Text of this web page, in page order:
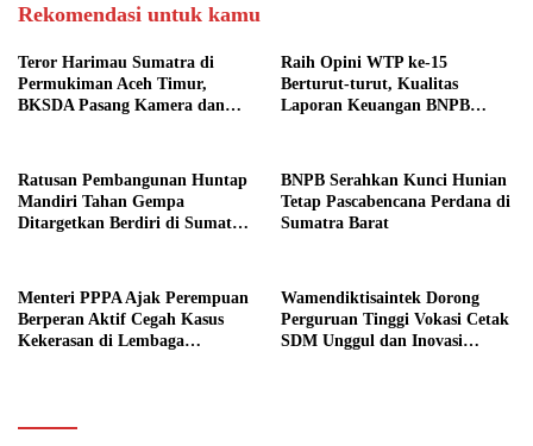
Rekomendasi untuk kamu
Teror Harimau Sumatra di
Permukiman Aceh Timur,
BKSDA Pasang Kamera dan
Raih Opini WTP ke-15
Berturut-turut, Kualitas
Laporan Keuangan BNPB
Ratusan Pembangunan Huntap
Mandiri Tahan Gempa
Ditargetkan Berdiri di Sumatra
BNPB Serahkan Kunci Hunian
Tetap Pascabencana Perdana di
Sumatra Barat
Menteri PPPA Ajak Perempuan
Berperan Aktif Cegah Kasus
Kekerasan di Lembaga
Wamendiktisaintek Dorong
Perguruan Tinggi Vokasi Cetak
SDM Unggul dan Inovasi